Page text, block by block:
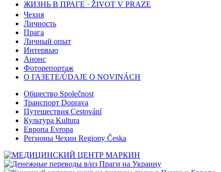
ЖИЗНЬ В ПРАГЕ · ŽIVOT V PRAZE
Чехия
Личность
Прага
Личный опыт
Интервью
Анонс
Фоторепортаж
О ГАЗЕТЕ/ÚDAJE O NOVINÁCH
Общество Společnost
Транспорт Doprava
Путешествия Cestování
Культура Kultura
Европа Evropa
Регионы Чехии Regiony Česka